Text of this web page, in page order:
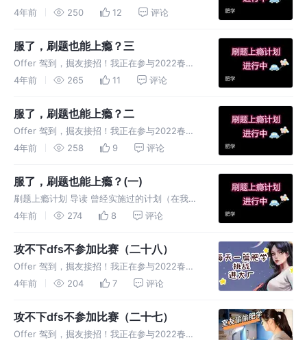
打卡活动，点击查看活动详情。 刷题上瘾计划
到）： 自从开始记录自己的刷题笔记开始我从
每日肥学系列，到动态规划二
4年前 250 12 评论
服了，刷题也能上瘾？三
Offer 驾到，掘友接招！我正在参与2022春招
打卡活动，点击查看活动详情。 刷题上瘾计划
到）： 自从开始记录自己的刷题笔记开始我从
每日肥学系列，到动态规划二
4年前 265 11 评论
服了，刷题也能上瘾？二
Offer 驾到，掘友接招！我正在参与2022春招
打卡活动，点击查看活动详情。 刷题上瘾计划
到）： 自从开始记录自己的刷题笔记开始我从
每日肥学系列，到动态规划二
4年前 258 9 评论
服了，刷题也能上瘾？(一)
刷题上瘾计划 导读 曾经实施过的计划（在我博
客都能搜到）： 自从开始记录自己的刷题笔记
4年前 274 8 评论
攻不下dfs不参加比赛（二十八）
Offer 驾到，掘友接招！我正在参与2022春招
打卡活动，点击查看活动详情。 为什么练dfs
是简单说一下吧不然这题很难做下去。 题目 给
你一个链表的头
4年前 204 7 评论
攻不下dfs不参加比赛（二十七）
Offer 驾到，掘友接招！我正在参与2022春招